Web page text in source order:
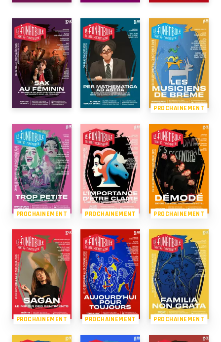
PROCHAINEMENT
PROCHAINEMENT PROCHAINEMENT PROCHAINEMENT
PROCHAINEMENT PROCHAINEMENT PROCHAINEMENT